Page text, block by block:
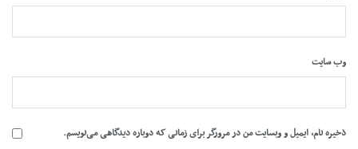
وب‌ سایت
ذخیره نام، ایمیل و وبسایت من در مرورگر برای زمانی که دوباره دیدگاهی می‌نویسم.